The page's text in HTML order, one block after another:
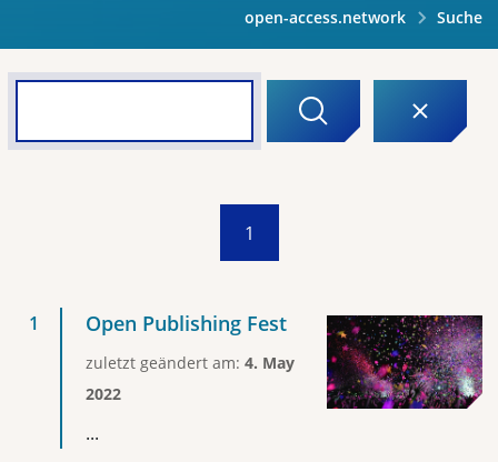
open-access.network Suche
1
Open Publishing Fest
zuletzt geändert am: 4. May
2022
...